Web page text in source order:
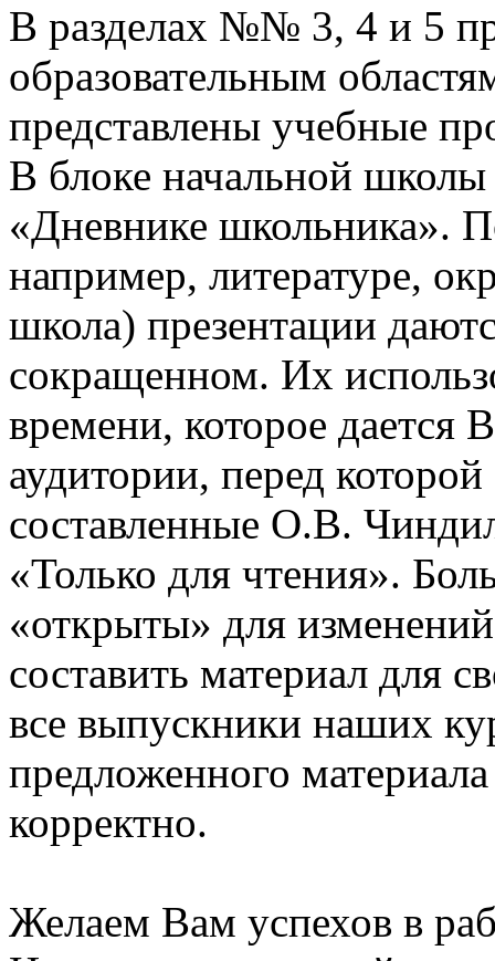
В разделах №№ 3, 4 и 5
образовательным
представлены учебные
В блоке начальной
«Дневнике школьника».
например, литературе,
школа) презентации
сокращенном. Их
времени, которое дается
аудитории, перед
составленные О.В.
«Только для чтения».
«открыты» для
составить материал для
все выпускники наших
предложенного
корректно.
Желаем Вам успехов в